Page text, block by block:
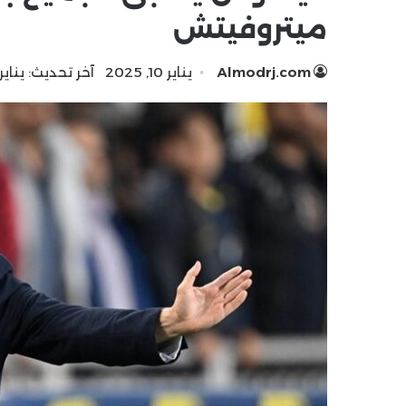
ميتروفيتش
Almodrj.com يناير 10, 2025 آخر تحديث: يناير 10,